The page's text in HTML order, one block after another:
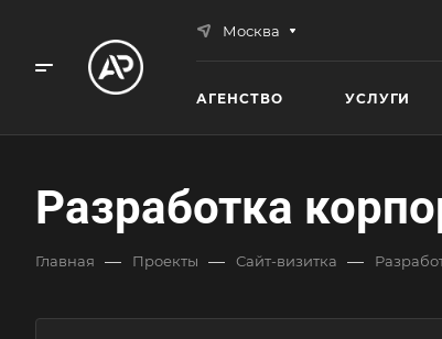
Москва
АГЕНСТВО УСЛУГИ
Разработка
Главная — Проекты — Сайт-визитка —